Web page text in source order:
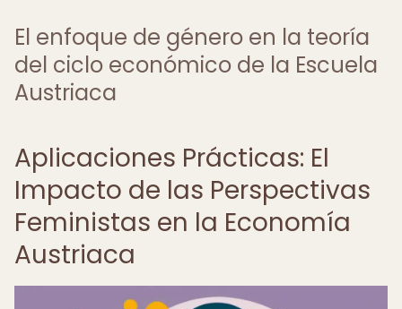
El enfoque de género en la teoría
del ciclo económico de la Escuela
Austriaca
Aplicaciones Prácticas: El
Impacto de las Perspectivas
Feministas en la Economía
Austriaca